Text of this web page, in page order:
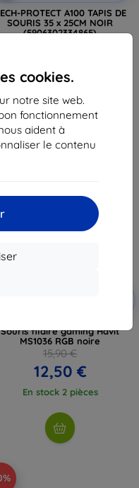
cookies.
notre site web.
fonctionnement
aident à
le contenu
PROTECT A100 TAPIS DE
SOURIS 35 x 25CM NOIR
(5906302334865)
Dernier article en stock
Souris filaire gaming Havit
MS1036 RGB noire
15,90 €
12,50 €
En stock 2 pièces